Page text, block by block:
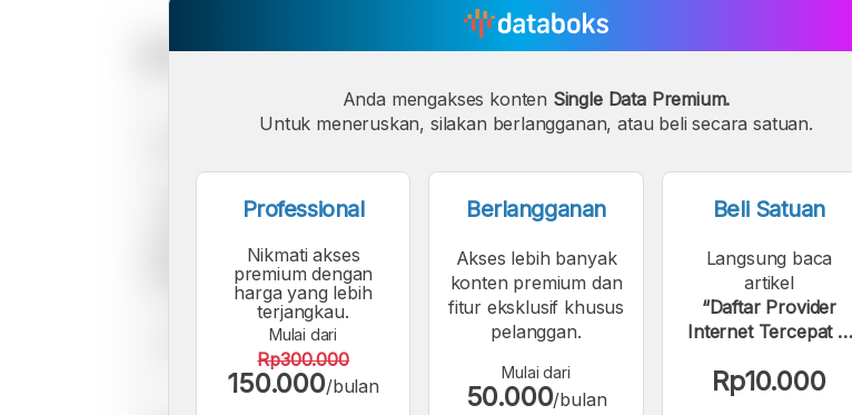
Anda mengakses konten Single Data Premium.
Untuk meneruskan, silakan berlangganan, atau beli secara satuan.
Professional
Nikmati akses
premium dengan
harga yang lebih
terjangkau.
Mulai dari
Rp300.000
150.000/bulan
Berlangganan
Akses lebih banyak
konten premium dan
fitur eksklusif khusus
pelanggan.
Mulai dari
50.000/bulan
Beli Satuan
Langsung baca
artikel
“Daftar Provider
Internet Tercepat di
Juara”.
Rp10.000